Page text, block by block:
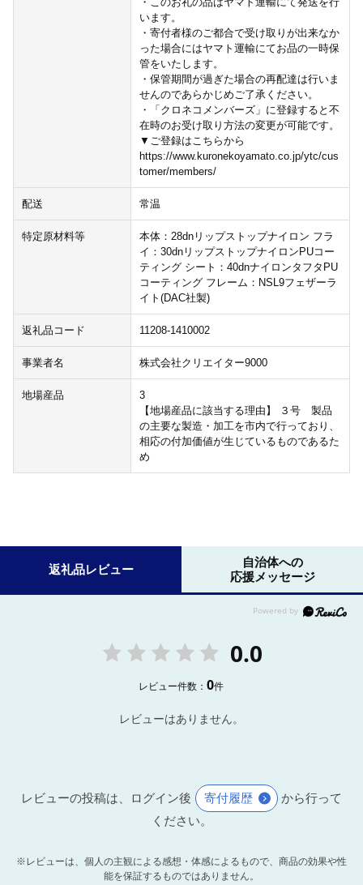
います。
・寄付者様のご都合で受け取りが出来なか
った場合にはヤマト運輸にてお品の一時保
管をいたします。
・保管期間が過ぎた場合の再配達は行いま
せんのであらかじめご了承ください。
・「クロネコメンバーズ」に登録すると不
在時のお受け取り方法の変更が可能です。
▼ご登録はこちらから
https://www.kuronekoyamato.co.jp/ytc/cus
tomer/members/
配送 常温
特定原材料等
本体：28dnリップストップナイロン フラ
イ：30dnリップストップナイロンPUコー
ティング シート：40dnナイロンタフタPU
コーティング フレーム：NSL9フェザーラ
イト(DAC社製)
返礼品コード 11208-1410002
事業者名 株式会社クリエイター9000
地場産品
3
【地場産品に該当する理由】 ３号 製品
の主要な製造・加工を市内で行っており、
相応の付加価値が生じているものであるた
め
返礼品レビュー
自治体への
応援メッセージ
0.0
レビュー件数：0件
レビューはありません。
レビューの投稿は、ログイン後 寄付履歴
から行って
ください。
※レビューは、個人の主観による感想・体感によるもので、商品の効果や性
能を保証するものではありません。